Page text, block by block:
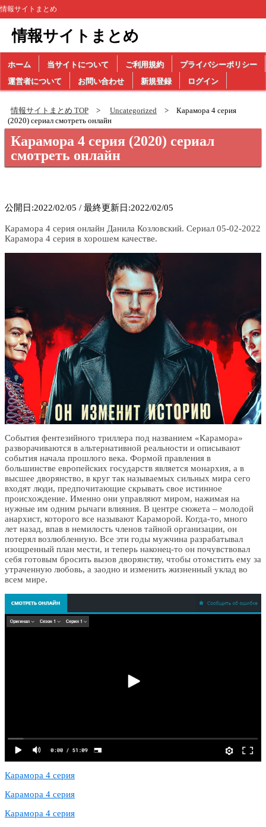
情報サイトまとめ
情報サイトまとめ
ホーム 当サイトについて ご利用規約
プライバシーポリシー
運営者について
お問い合わせ 新規登録 ログイン
情報サイトまとめ TOP Uncategorized
Карамора 4 серия
(2020) сериал смотреть онлайн
Карамора 4 серия (2020) сериал
смотреть онлайн
公開日:2022/02/05 / 最終更新日:2022/02/05
Карамора 4 серия онлайн Данила Козловский. Сериал 05-02-2022
Карамора 4 серия в хорошем качестве.
События фентезийного триллера под названием «Карамора»
разворачиваются в альтернативной реальности и описывают
события начала прошлого века. Формой правления в
большинстве европейских государств является монархия, а в
высшее дворянство, в круг так называемых сильных мира сего
входят люди, предпочитающие скрывать свое истинное
происхождение. Именно они управляют миром, нажимая на
нужные им одним рычаги влияния. В центре сюжета – молодой
анархист, которого все называют Караморой. Когда-то, много
лет назад, впав в немилость членов тайной организации, он
потерял возлюбленную. Все эти годы мужчина разрабатывал
изощренный план мести, и теперь наконец-то он почувствовал
себя готовым бросить вызов дворянству, чтобы отомстить ему за
утраченную любовь, а заодно и изменить жизненный уклад во
всем мире.
Карамора 4 серия
Карамора 4 серия
Карамора 4 серия